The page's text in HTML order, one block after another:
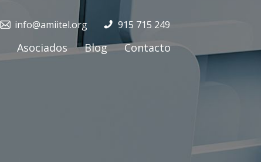
915 715 249
info@amiitel.org
Asociados Blog Contacto